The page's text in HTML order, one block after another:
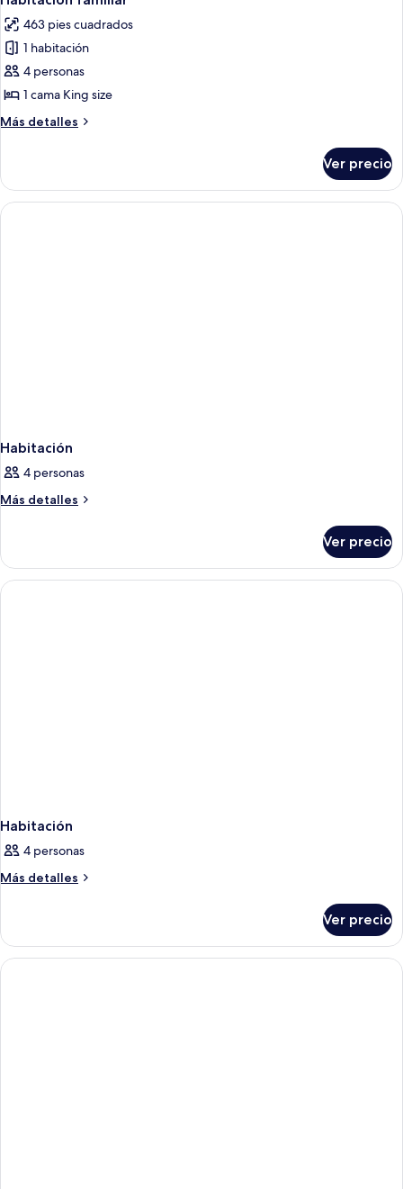
todas
las
fotos
de
Habitación
familiar
463 pies cuadrados
1 habitación
4 personas
1 cama King size
Más detalles
Más
familiar
Ver precio
Habitación
4 personas
Más detalles
Más
Ver precio
Habitación
4 personas
Más detalles
Más
Ver precio